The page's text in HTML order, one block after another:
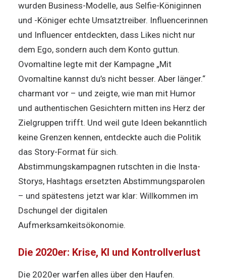
wurden Business-Modelle, aus Selfie-Königinnen
und -Königer echte Umsatztreiber. Influencerinnen
und Influencer entdeckten, dass Likes nicht nur
dem Ego, sondern auch dem Konto guttun.
Ovomaltine legte mit der Kampagne „Mit
Ovomaltine kannst du’s nicht besser. Aber länger.“
charmant vor – und zeigte, wie man mit Humor
und authentischen Gesichtern mitten ins Herz der
Zielgruppen trifft. Und weil gute Ideen bekanntlich
keine Grenzen kennen, entdeckte auch die Politik
das Story-Format für sich.
Abstimmungskampagnen rutschten in die Insta-
Storys, Hashtags ersetzten Abstimmungsparolen
– und spätestens jetzt war klar: Willkommen im
Dschungel der digitalen
Aufmerksamkeitsökonomie.
Die 2020er: Krise, KI und Kontrollverlust
Die 2020er warfen alles über den Haufen.